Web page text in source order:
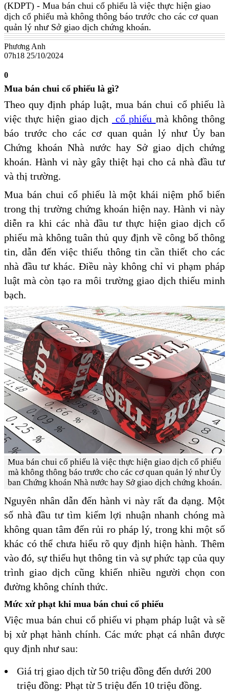
(KDPT) - Mua bán chui cổ phiếu là việc thực hiện giao
dịch cổ phiếu mà không thông báo trước cho các cơ quan
quản lý như Sở giao dịch chứng khoán.
Phương Anh
07h18 25/10/2024
0
Mua bán chui cổ phiếu là gì?
Theo quy định pháp luật, mua bán chui cổ phiếu là
việc thực hiện giao dịch
cổ phiếu mà không thông
báo trước cho các cơ quan quản lý như Ủy ban
Chứng khoán Nhà nước hay Sở giao dịch chứng
khoán. Hành vi này gây thiệt hại cho cả nhà đầu tư
và thị trường.
Mua bán chui cổ phiếu là một khái niệm phổ biến
trong thị trường chứng khoán hiện nay. Hành vi này
diễn ra khi các nhà đầu tư thực hiện giao dịch cổ
phiếu mà không tuân thủ quy định về công bố thông
tin, dẫn đến việc thiếu thông tin cần thiết cho các
nhà đầu tư khác. Điều này không chỉ vi phạm pháp
luật mà còn tạo ra môi trường giao dịch thiếu minh
bạch.
Mua bán chui cổ phiếu là việc thực hiện giao dịch cổ phiếu
mà không thông báo trước cho các cơ quan quản lý như Ủy
ban Chứng khoán Nhà nước hay Sở giao dịch chứng khoán.
Nguyên nhân dẫn đến hành vi này rất đa dạng. Một
số nhà đầu tư tìm kiếm lợi nhuận nhanh chóng mà
không quan tâm đến rủi ro pháp lý, trong khi một số
khác có thể chưa hiểu rõ quy định hiện hành. Thêm
vào đó, sự thiếu hụt thông tin và sự phức tạp của quy
trình giao dịch cũng khiến nhiều người chọn con
đường không chính thức.
Mức xử phạt khi mua bán chui cổ phiếu
Việc mua bán chui cổ phiếu vi phạm pháp luật và sẽ
bị xử phạt hành chính. Các mức phạt cá nhân được
quy định như sau:
Giá trị giao dịch từ 50 triệu đồng đến dưới 200
triệu đồng: Phạt từ 5 triệu đến 10 triệu đồng.